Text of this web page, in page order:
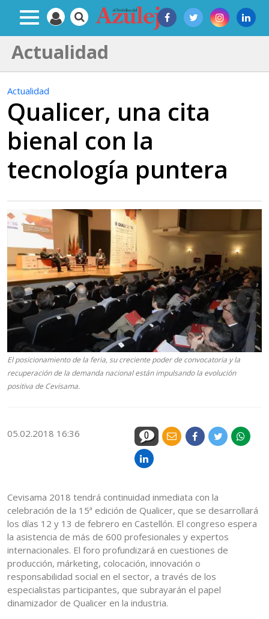
Actualidad
Actualidad
Qualicer, una cita
bienal con la
tecnología puntera
El posicionamiento de la feria, su creciente poder de convocatoria y la
recuperación de la demanda nacional están impulsando la evolución
positiva de Cevisama.
05.02.2018 16:36 0
Cevisama 2018 tendrá continuidad inmediata con la
celebración de la 15ª edición de Qualicer, que se desarrollará
los días 12 y 13 de febrero en Castellón. El congreso espera
la asistencia de más de 600 profesionales y expertos
internacionales. El foro profundizará en cuestiones de
producción, márketing, colocación, innovación o
responsabilidad social en el sector, a través de los
especialistas participantes, que subrayarán el papel
dinamizador de Qualicer en la industria.